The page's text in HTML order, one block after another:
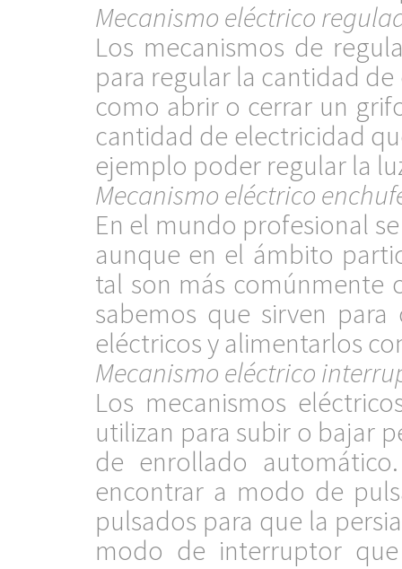
Mecanismo eléctrico
Los mecanismos de
para regular la cantidad
como abrir o cerrar un
cantidad de electricidad
ejemplo poder regular la
Mecanismo eléctrico
En el mundo profesional
aunque en el ámbito
tal son más comúnmente
sabemos que sirven
eléctricos y alimentarlos
Mecanismo eléctrico
Los mecanismos
utilizan para subir o bajar
de enrollado
encontrar a modo de
pulsados para que la
modo de interruptor